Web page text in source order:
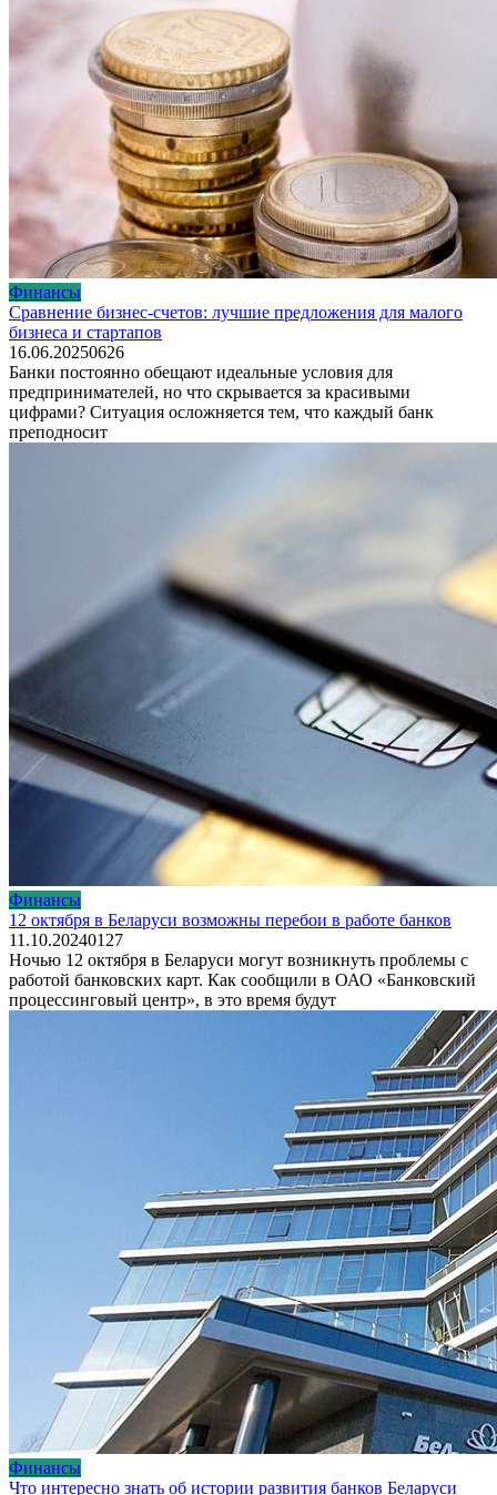
Финансы
Сравнение бизнес-счетов: лучшие предложения для малого
бизнеса и стартапов
16.06.20250626
Банки постоянно обещают идеальные условия для
предпринимателей, но что скрывается за красивыми
цифрами? Ситуация осложняется тем, что каждый банк
преподносит
Финансы
12 октября в Беларуси возможны перебои в работе банков
11.10.20240127
Ночью 12 октября в Беларуси могут возникнуть проблемы с
работой банковских карт. Как сообщили в ОАО «Банковский
процессинговый центр», в это время будут
Финансы
Что интересно знать об истории развития банков Беларуси